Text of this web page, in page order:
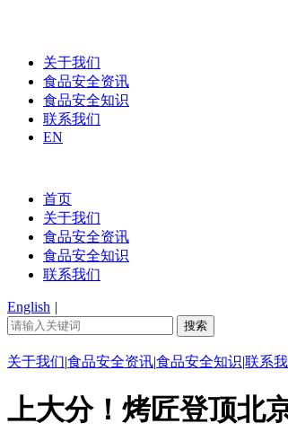
关于我们
食品安全资讯
食品安全知识
联系我们
EN
首页
关于我们
食品安全资讯
食品安全知识
联系我们
English |
关于我们|食品安全资讯|食品安全知识|联系
上大分！烤匠登顶北